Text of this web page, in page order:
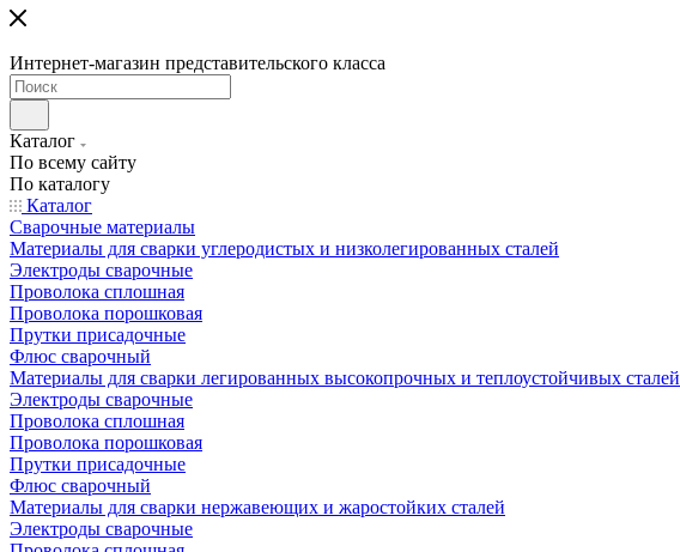
Интернет-магазин представительского класса
Каталог
По всему сайту
По каталогу
Каталог
Сварочные материалы
Материалы для сварки углеродистых и низколегированных сталей
Электроды сварочные
Проволока сплошная
Проволока порошковая
Прутки присадочные
Флюс сварочный
Материалы для сварки легированных высокопрочных и теплоустойчивых сталей
Электроды сварочные
Проволока сплошная
Проволока порошковая
Прутки присадочные
Флюс сварочный
Материалы для сварки нержавеющих и жаростойких сталей
Электроды сварочные